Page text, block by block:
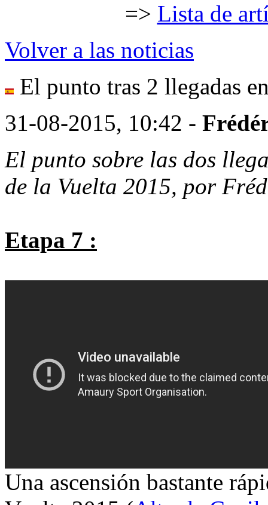
=> Lista de
Volver a las noticias
El punto tras 2 llegadas
31-08-2015, 10:42 -
El punto sobre las dos
de la Vuelta 2015, por
Etapa 7 :
Una ascensión bastante